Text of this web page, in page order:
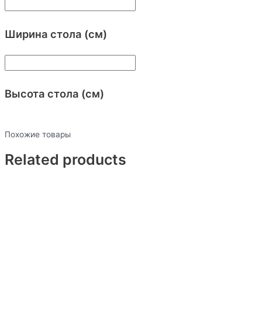
Ширина стола (см)
Высота стола (см)
Похожие товары
Related products